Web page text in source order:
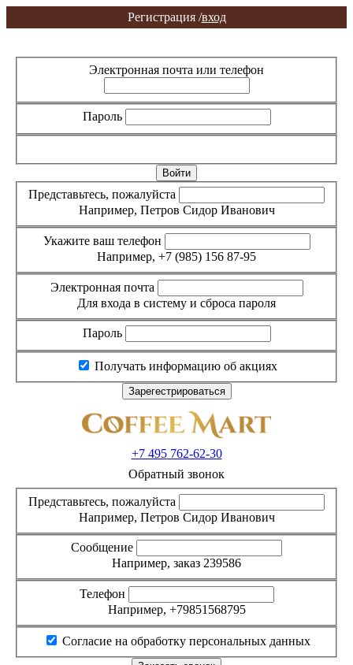
Регистрация /вход
Электронная почта или телефон
Пароль
Представьтесь, пожалуйста
Например, Петров Сидор Иванович
Укажите ваш телефон
Например, +7 (985) 156 87-95
Электронная почта
Для входа в систему и сброса пароля
Пароль
Получать информацию об акциях
+7 495762-62-30
Обратный звонок
Представьтесь, пожалуйста
Например, Петров Сидор Иванович
Сообщение
Например, заказ 239586
Телефон
Например, +79851568795
Согласие на обработку персональных данных